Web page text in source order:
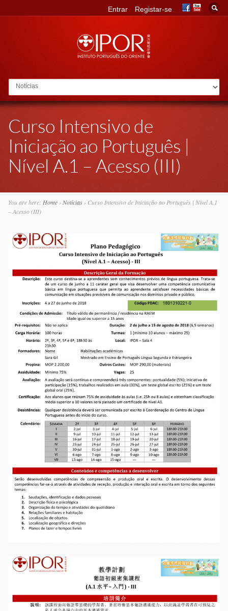
Go to:
Entrar Registar-se
Curso Intensivo de
Iniciação ao Português |
Nível A.1 – Acesso (III)
You are here: Home› Notícias› Curso Intensivo de Iniciação ao Português | Nível A.1
– Acesso (III)